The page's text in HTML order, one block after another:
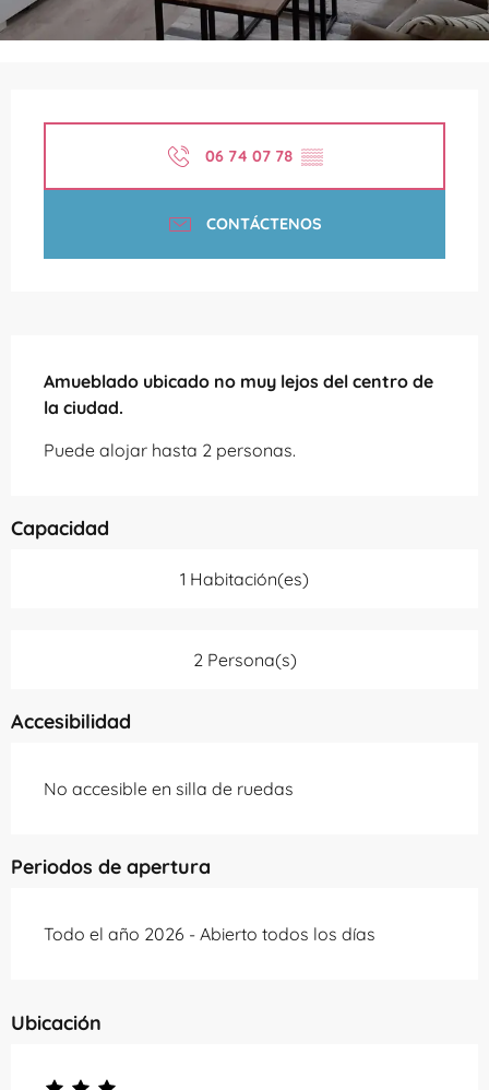
06 74 07 78 ▒▒
CONTÁCTENOS
Amueblado ubicado no muy lejos del centro de
la ciudad.
Puede alojar hasta 2 personas.
Capacidad
1 Habitación(es)
2 Persona(s)
Accesibilidad
No accesible en silla de ruedas
Periodos de apertura
Todo el año 2026 - Abierto todos los días
Ubicación